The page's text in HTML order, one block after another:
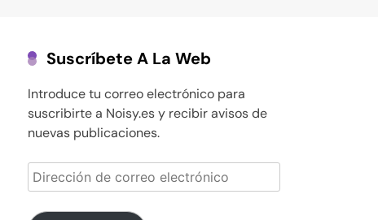
Suscríbete A La Web
Introduce tu correo electrónico para
suscribirte a Noisy.es y recibir avisos de
nuevas publicaciones.
Dirección
de
correo